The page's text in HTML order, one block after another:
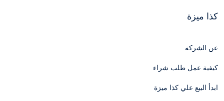
كذا ميزة
عن الشركة
كيفية عمل طلب شراء
ابدأ البيع علي كذا ميزة